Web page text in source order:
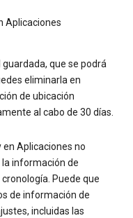
Aplicaciones
que se podrá
eliminarla en
de ubicación
al cabo de 30 días.
en Aplicaciones no
información de
Puede que
de información de
incluidas las